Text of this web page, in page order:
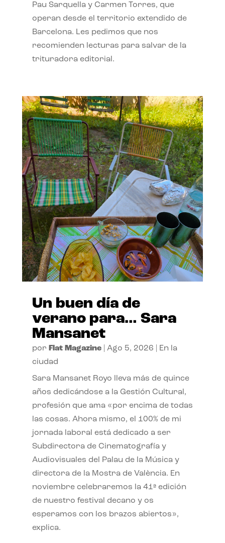
Pau Sarquella y Carmen Torres, que
operan desde el territorio extendido de
Barcelona. Les pedimos que nos
recomienden lecturas para salvar de la
trituradora editorial.
Un buen día de
verano para… Sara
Mansanet
por Flat Magazine| Ago 5, 2026
En la
ciudad
Sara Mansanet Royo lleva más de quince
años dedicándose a la Gestión Cultural,
profesión que ama «por encima de todas
las cosas. Ahora mismo, el 100% de mi
jornada laboral está dedicado a ser
Subdirectora de Cinematografía y
Audiovisuales del Palau de la Música y
directora de la Mostra de València. En
noviembre celebraremos la 41ª edición
de nuestro festival decano y os
esperamos con los brazos abiertos»,
explica.